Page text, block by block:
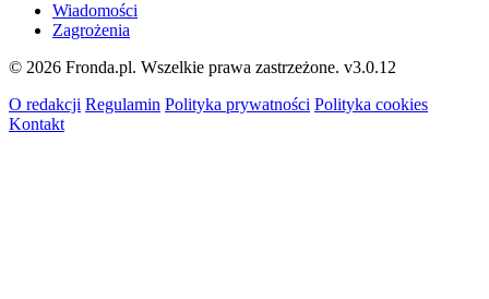
Wiadomości
Zagrożenia
© 2026 Fronda.pl. Wszelkie prawa zastrzeżone. v3.0.12
O redakcji Regulamin Polityka prywatności Polityka cookies
Kontakt